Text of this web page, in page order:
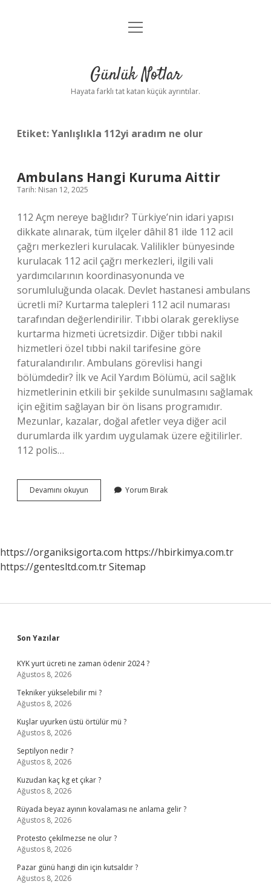
Anasayfa
Yasal Uyarı
menüyü
Günlük Notlar
Hayata farklı tat katan küçük ayrıntılar.
Etiket:Yanlışlıkla 112yi aradım ne olur
Ambulans Hangi Kuruma Aittir
Tarih: Nisan 12, 2025
112 Açm nereye bağlıdır? Türkiye’nin idari yapısı
dikkate alınarak, tüm ilçeler dâhil 81 ilde 112 acil
çağrı merkezleri kurulacak. Valilikler bünyesinde
kurulacak 112 acil çağrı merkezleri, ilgili vali
yardımcılarının koordinasyonunda ve
sorumluluğunda olacak. Devlet hastanesi ambulans
ücretli mi? Kurtarma talepleri 112 acil numarası
tarafından değerlendirilir. Tıbbi olarak gerekliyse
kurtarma hizmeti ücretsizdir. Diğer tıbbi nakil
hizmetleri özel tıbbi nakil tarifesine göre
faturalandırılır. Ambulans görevlisi hangi
bölümdedir? İlk ve Acil Yardım Bölümü, acil sağlık
hizmetlerinin etkili bir şekilde sunulmasını sağlamak
için eğitim sağlayan bir ön lisans programıdır.
Mezunlar, kazalar, doğal afetler veya diğer acil
durumlarda ilk yardım uygulamak üzere eğitilirler.
112 polis…
Devamını okuyun Ambulans
Hangi
Yorum Bırak
https://organiksigorta.com https://hbirkimya.com.tr
https://gentesltd.com.trSitemap
Sidebar
Son Yazılar
KYK yurt ücreti ne zaman ödenir 2024 ?
Ağustos 8, 2026
Tekniker yükselebilir mi ?
Ağustos 8, 2026
Kuşlar uyurken üstü örtülür mü ?
Ağustos 8, 2026
Septilyon nedir ?
Ağustos 8, 2026
Kuzudan kaç kg et çıkar ?
Ağustos 8, 2026
Rüyada beyaz ayının kovalaması ne anlama gelir ?
Ağustos 8, 2026
Protesto çekilmezse ne olur ?
Ağustos 8, 2026
Pazar günü hangi din için kutsaldır ?
Ağustos 8, 2026